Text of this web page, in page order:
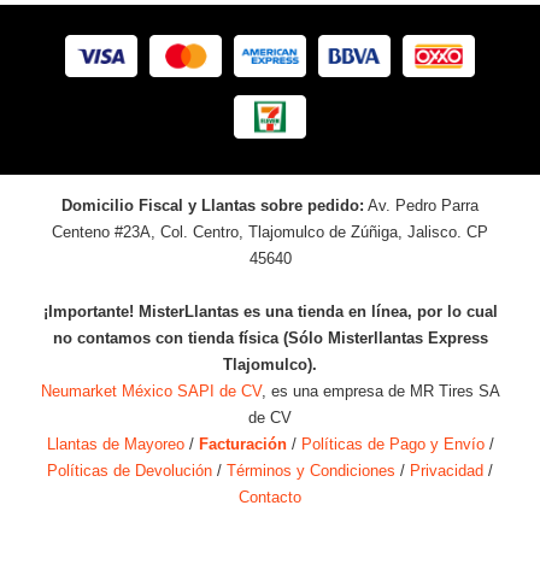
Domicilio Fiscal y Llantas sobre pedido: Av. Pedro Parra
Centeno #23A, Col. Centro, Tlajomulco de Zúñiga, Jalisco. CP
45640
¡Importante! MisterLlantas es una tienda en línea, por lo cual
no contamos con tienda física (Sólo Misterllantas Express
Tlajomulco).
Neumarket México SAPI de CV, es una empresa de MR Tires SA
de CV
Llantas de Mayoreo/ Facturación/ Políticas de Pago y Envío/
Políticas de Devolución / Términos y Condiciones / Privacidad /
Contacto